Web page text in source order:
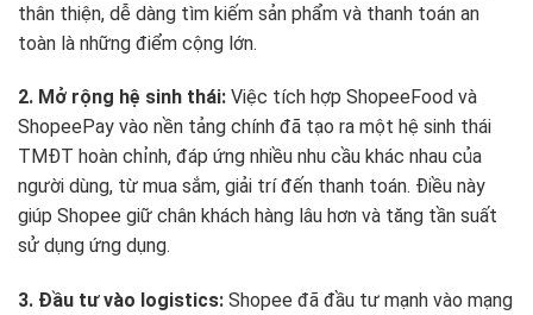
thân thiện, dễ dàng tìm kiếm sản phẩm và thanh toán an
toàn là những điểm cộng lớn.
2. Mở rộng hệ sinh thái: Việc tích hợp ShopeeFood và
ShopeePay vào nền tảng chính đã tạo ra một hệ sinh thái
TMĐT hoàn chỉnh, đáp ứng nhiều nhu cầu khác nhau của
người dùng, từ mua sắm, giải trí đến thanh toán. Điều này
giúp Shopee giữ chân khách hàng lâu hơn và tăng tần suất
sử dụng ứng dụng.
3. Đầu tư vào logistics: Shopee đã đầu tư mạnh vào mạng